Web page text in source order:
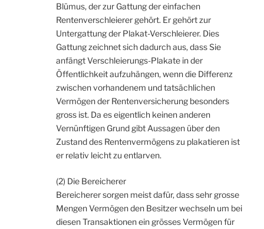
Blümus, der zur Gattung der einfachen
Rentenverschleierer gehört. Er gehört zur
Untergattung der Plakat-Verschleierer. Dies
Gattung zeichnet sich dadurch aus, dass Sie
anfängt Verschleierungs-Plakate in der
Öffentlichkeit aufzuhängen, wenn die Differenz
zwischen vorhandenem und tatsächlichen
Vermögen der Rentenversicherung besonders
gross ist. Da es eigentlich keinen anderen
Vernünftigen Grund gibt Aussagen über den
Zustand des Rentenvermögens zu plakatieren ist
er relativ leicht zu entlarven.
(2) Die Bereicherer
Bereicherer sorgen meist dafür, dass sehr grosse
Mengen Vermögen den Besitzer wechseln um bei
diesen Transaktionen ein grösses Vermögen für